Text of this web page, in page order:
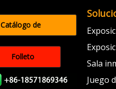
Catálogo de
productos
Folleto
Sala
Juego